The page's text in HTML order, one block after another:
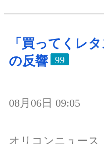
「買ってくレ
の反響
99
08月06日 09:05
オリコンニュース